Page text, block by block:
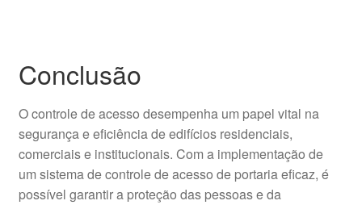
Conclusão
O controle de acesso desempenha um papel vital na
segurança e eficiência de edifícios residenciais,
comerciais e institucionais. Com a implementação de
um sistema de controle de acesso de portaria eficaz, é
possível garantir a proteção das pessoas e da